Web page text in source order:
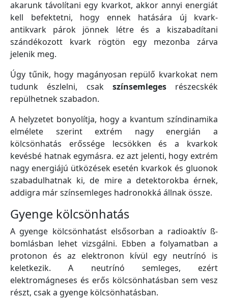
akarunk távolítani egy kvarkot, akkor annyi energiát
kell befektetni, hogy ennek hatására új kvark-
antikvark párok jönnek létre és a kiszabadítani
szándékozott kvark rögtön egy mezonba zárva
jelenik meg.
Úgy tűnik, hogy magányosan repülő kvarkokat nem
tudunk észlelni, csak színsemlegesrészecskék
repülhetnek szabadon.
A helyzetet bonyolítja, hogy a kvantum színdinamika
elmélete szerint extrém nagy energián a
kölcsönhatás erőssége lecsökken és a kvarkok
kevésbé hatnak egymásra. ez azt jelenti, hogy extrém
nagy energiájú ütközések esetén kvarkok és gluonok
szabadulhatnak ki, de mire a detektorokba érnek,
addigra már színsemleges hadronokká állnak össze.
Gyenge kölcsönhatás
A gyenge kölcsönhatást elsősorban a radioaktív ß-
bomlásban lehet vizsgálni. Ebben a folyamatban a
protonon és az elektronon kívül egy neutrínó is
keletkezik. A neutrínó semleges, ezért
elektromágneses és erős kölcsönhatásban sem vesz
részt, csak a gyenge kölcsönhatásban.